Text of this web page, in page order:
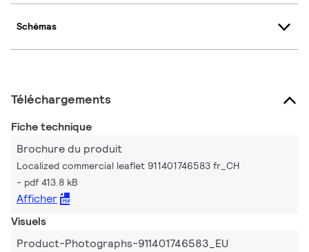
Schémas
Téléchargements
Fiche technique
Brochure du produit
Localized commercial leaflet 911401746583 fr_CH
pdf 413.8 kB
Afficher
Visuels
Product-Photographs-911401746583_EU